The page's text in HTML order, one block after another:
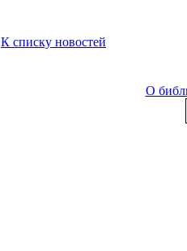
К списку новостей
О